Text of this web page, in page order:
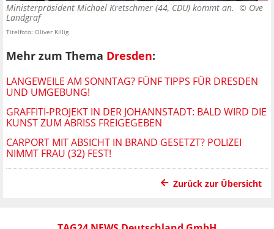
Ministerpräsident Michael Kretschmer (44, CDU) kommt an. © Ove
Landgraf
Titelfoto: Oliver Killig
Mehr zum Thema Dresden:
LANGEWEILE AM SONNTAG? FÜNF TIPPS FÜR DRESDEN
UND UMGEBUNG!
GRAFFITI-PROJEKT IN DER JOHANNSTADT: BALD WIRD DIE
KUNST ZUM ABRISS FREIGEGEBEN
CARPORT MIT ABSICHT IN BRAND GESETZT? POLIZEI
NIMMT FRAU (32) FEST!
Zurück zur Übersicht